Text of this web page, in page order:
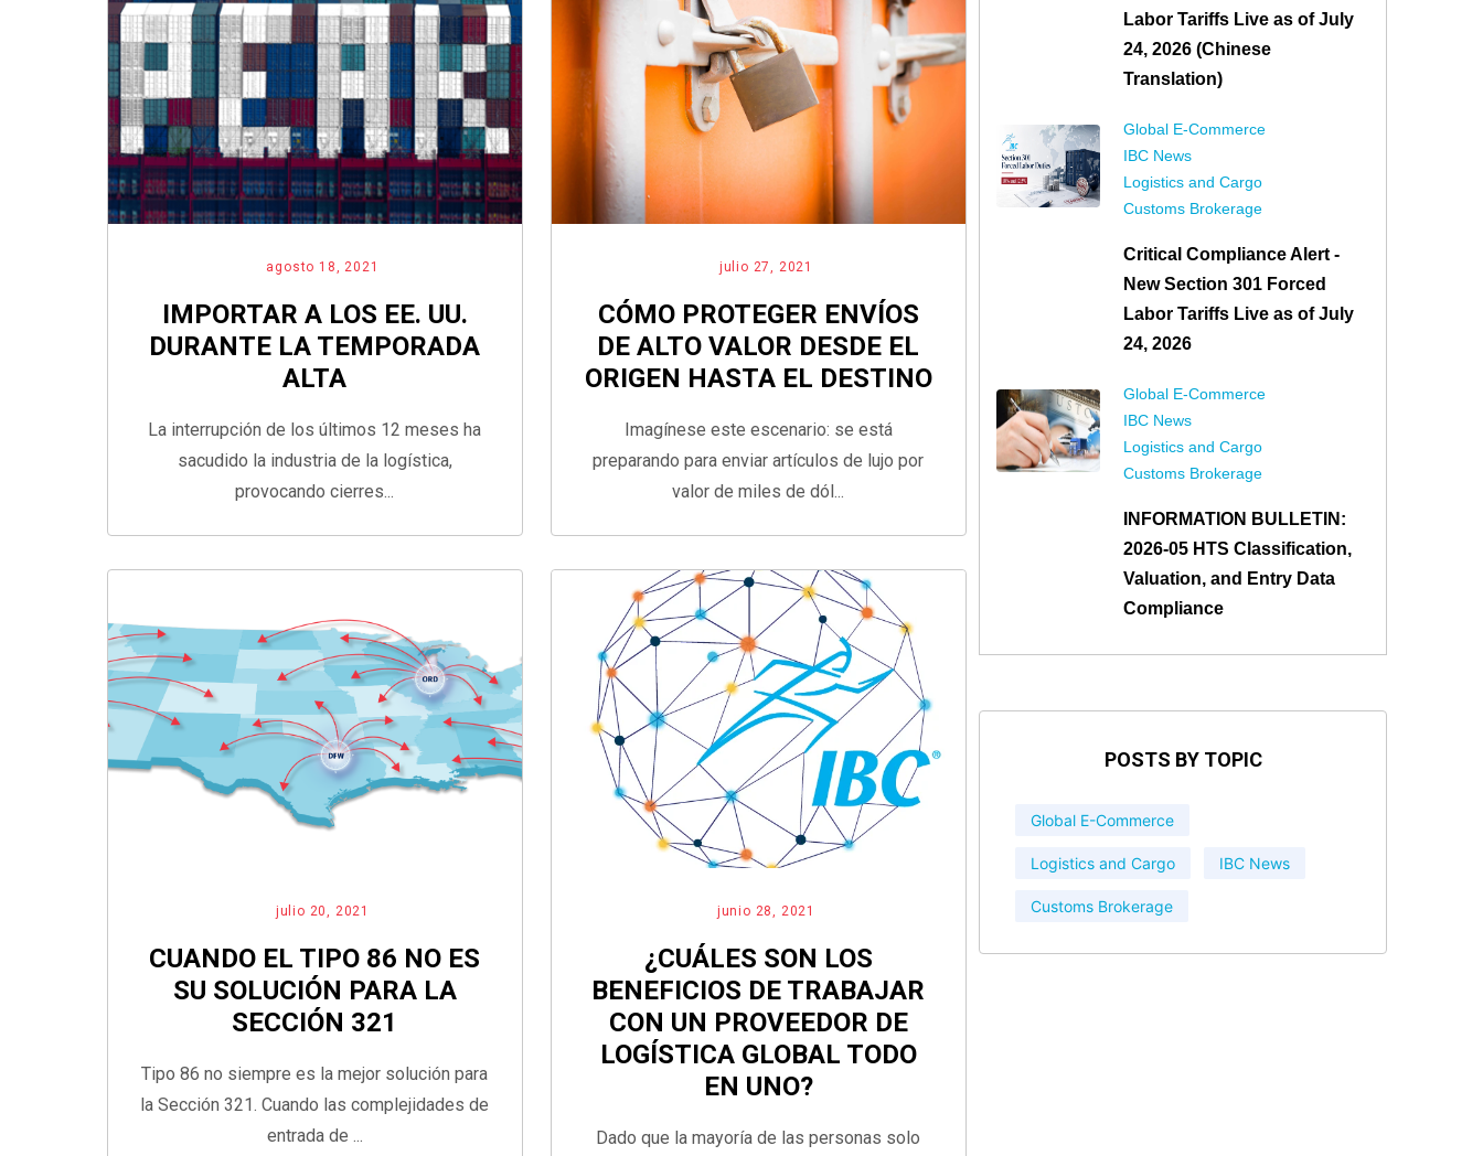
agosto 18, 2021
IMPORTAR A LOS EE. UU.
DURANTE LA TEMPORADA
ALTA
La interrupción de los últimos 12 meses ha
sacudido la industria de la logística,
provocando cierres...
julio 27, 2021
CÓMO PROTEGER ENVÍOS
DE ALTO VALOR DESDE EL
ORIGEN HASTA EL DESTINO
Imagínese este escenario: se está
preparando para enviar artículos de lujo por
valor de miles de dól...
julio 20, 2021
CUANDO EL TIPO 86 NO ES
SU SOLUCIÓN PARA LA
SECCIÓN 321
Tipo 86 no siempre es la mejor solución para
la Sección 321. Cuando las complejidades de
entrada de ...
junio 28, 2021
¿CUÁLES SON LOS
BENEFICIOS DE TRABAJAR
CON UN PROVEEDOR DE
LOGÍSTICA GLOBAL TODO
EN UNO?
Dado que la mayoría de las personas solo
Labor Tariffs Live as of July
24, 2026 (Chinese
Translation)
Global E-Commerce
IBC News
Logistics and Cargo
Customs Brokerage
Critical Compliance Alert -
New Section 301 Forced
Labor Tariffs Live as of July
24, 2026
Global E-Commerce
IBC News
Logistics and Cargo
Customs Brokerage
INFORMATION BULLETIN:
2026-05 HTS Classification,
Valuation, and Entry Data
Compliance
POSTS BY TOPIC
Global E-Commerce
Logistics and Cargo IBC News
Customs Brokerage